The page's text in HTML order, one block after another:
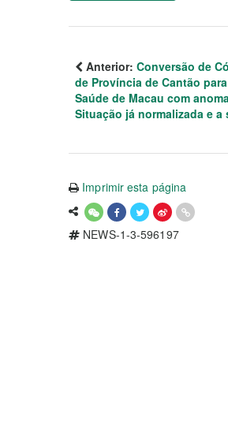
Anterior: Conversão de
de Província de Cantão
Saúde de Macau com
Situação já normalizada e
Imprimir esta página
NEWS-1-3-596197